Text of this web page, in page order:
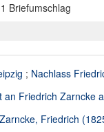
Briefumschlag
; Nachlass
an Friedrich Zarncke
Zarncke, Friedrich